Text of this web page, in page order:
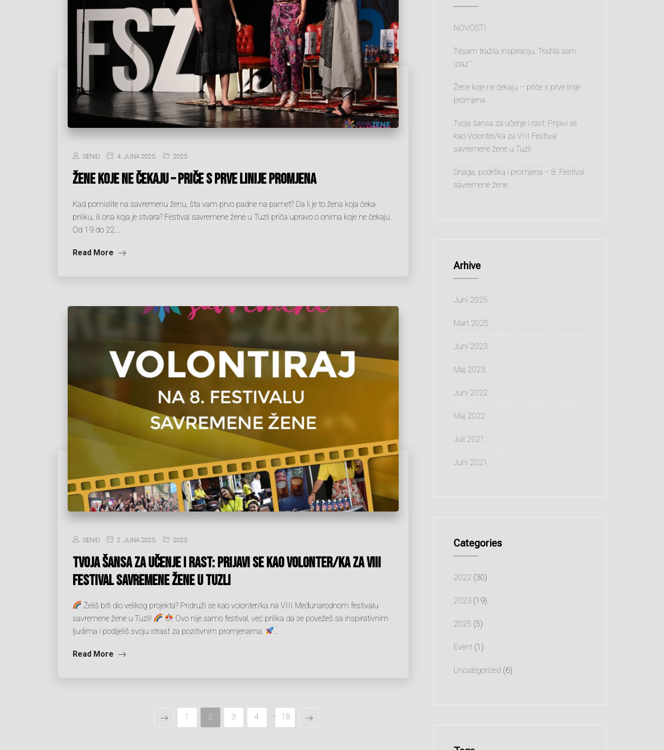
SENID 4. JUNA 2025. 2025
Žene koje ne čekaju – priče s prve linije promjena
Kad pomislite na savremenu ženu, šta vam prvo padne na pamet? Da li je to žena koja čeka
priliku, ili ona koja je stvara? Festival savremene žene u Tuzli priča upravo o onima koje ne čekaju.
Od 19 do 22.…
Read More
SENID 2. JUNA 2025. 2025
Tvoja šansa za učenje i rast: Prijavi se kao Volonter/ka za VIII
Festival savremene žene u Tuzli
Želiš biti dio velikog projekta? Pridruži se kao volonter/ka na VIII Međunarodnom festivalu
savremene žene u Tuzli!
Ovo nije samo festival, već prilika da se povežeš sa inspirativnim
ljudima i podijeliš svoju strast za pozitivnim promjenama.
Read More
1 2 3 4 18
NOVOSTI
“Nisam tražila inspiraciju. Tražila sam
izlaz.”
Žene koje ne čekaju – priče s prve linije
promjena
Tvoja šansa za učenje i rast: Prijavi se
kao Volonter/ka za VIII Festival
savremene žene u Tuzli
Snaga, podrška i promjena – 8. Festival
savremene žene
Arhive
Juni 2025
Mart 2025
Juni 2023
Maj 2023
Juni 2022
Maj 2022
Juli 2021
Juni 2021
Categories
2022 (30)
2023 (19)
2025 (5)
Event (1)
Uncategorized (6)